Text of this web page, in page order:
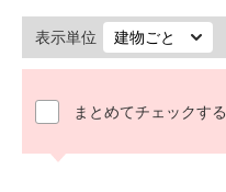
表示単位
まとめてチェックする